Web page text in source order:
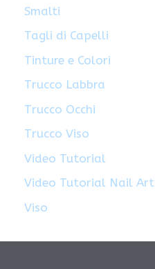
Smalti
Tagli di Capelli
Tinture e Colori
Trucco Labbra
Trucco Occhi
Trucco Viso
Video Tutorial
Video Tutorial Nail Art
Viso